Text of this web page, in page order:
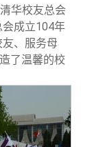
华校友总会
成立104年
、服务母
了温馨的校